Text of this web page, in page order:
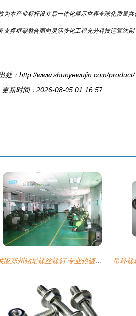
本产业标杆设立后一体化展示世界全球化质量
撑框架整合面向灵活变化工程充分科技运算
处：http://www.shunyewujin.com/
更新时间：2026-08-05 01:16:57
供应郑州钻尾螺丝螺钉 专业热镀锌紧固件批发服务